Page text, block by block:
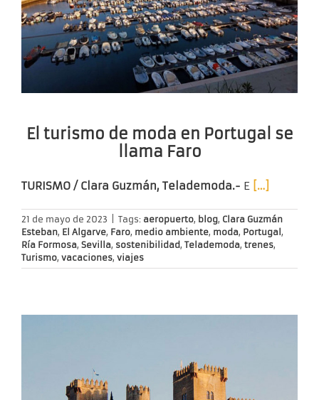
El turismo de moda en Portugal se
llama Faro
TURISMO / Clara Guzmán, Telademoda.- E […]
21 de mayo de 2023 Tags: aeropuerto, blog, Clara Guzmán
Esteban, El Algarve, Faro, medio ambiente, moda, Portugal ,
Ría Formosa, Sevilla, sostenibilidad, Telademoda, trenes,
Turismo, vacaciones, viajes